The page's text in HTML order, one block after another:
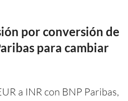
por conversión de
para cambiar
a INR con BNP Paribas,